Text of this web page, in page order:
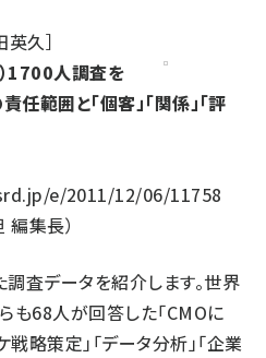
英久］
1700人調査を
範囲と「個客」「関係」「評
e/2011/12/06/11758
集長）
査データを紹介します。世界
も68人が回答した「CMOに
戦略策定」「データ分析」「企業